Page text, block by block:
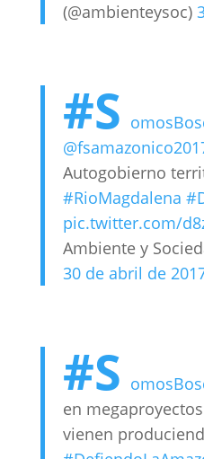
(@ambienteysoc)
#S
Autogobierno
#RioMagdalena
pic.twitter.com/
Ambiente y
30 de abril de
#S
en
vienen